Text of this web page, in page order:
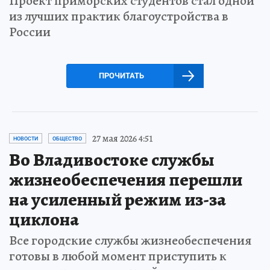
из лучших практик благоустройства в
России
ПРОЧИТАТЬ
НОВОСТИ ОБЩЕСТВО 27 мая 2026 4:51
Во Владивостоке службы
жизнеобеспечения перешли
на усиленный режим из-за
циклона
Все городские службы жизнеобеспечения
готовы в любой момент приступить к